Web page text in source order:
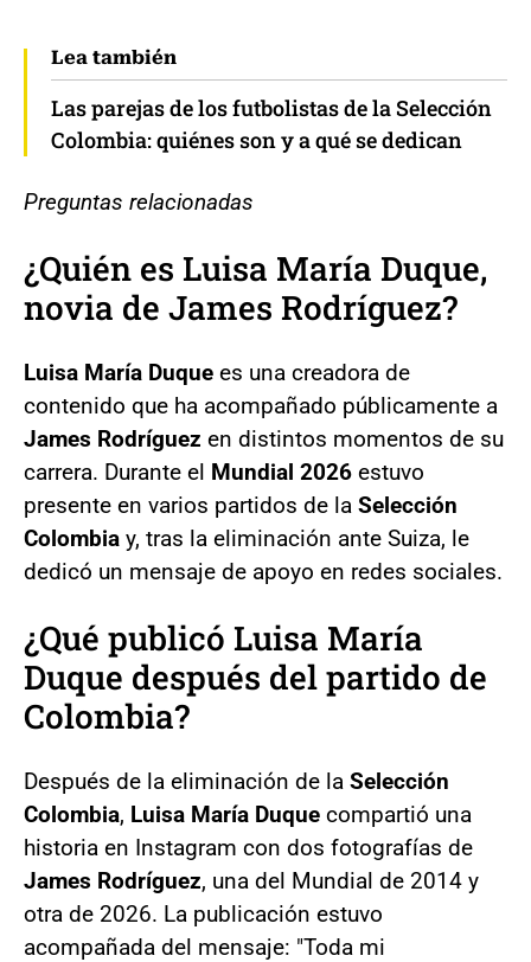
Lea también
Las parejas de los futbolistas de la Selección
Colombia: quiénes son y a qué se dedican
Preguntas relacionadas
¿Quién es Luisa María Duque,
novia de James Rodríguez?
Luisa María Duque es una creadora de
contenido que ha acompañado públicamente a
James Rodríguez en distintos momentos de su
carrera. Durante el Mundial 2026 estuvo
presente en varios partidos de la Selección
Colombia y, tras la eliminación ante Suiza, le
dedicó un mensaje de apoyo en redes sociales.
¿Qué publicó Luisa María
Duque después del partido de
Colombia?
Después de la eliminación de la Selección
Colombia, Luisa María Duque compartió una
historia en Instagram con dos fotografías de
James Rodríguez, una del Mundial de 2014 y
otra de 2026. La publicación estuvo
acompañada del mensaje: "Toda mi